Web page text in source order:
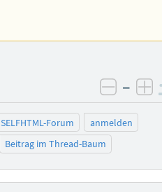
–
SELFHTML-Forum
anmelden
Beitrag im Thread-Baum